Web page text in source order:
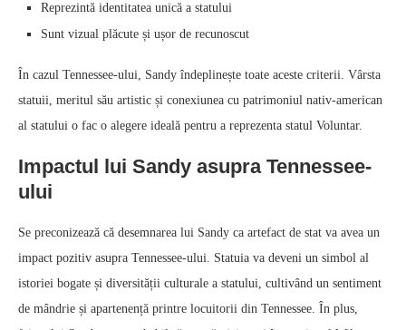
Reprezintă identitatea unică a statului
Sunt vizual plăcute și ușor de recunoscut
În cazul Tennessee-ului, Sandy îndeplinește toate aceste criterii. Vârsta
statuii, meritul său artistic și conexiunea cu patrimoniul nativ-american
al statului o fac o alegere ideală pentru a reprezenta statul Voluntar.
Impactul lui Sandy asupra Tennessee-
ului
Se preconizează că desemnarea lui Sandy ca artefact de stat va avea un
impact pozitiv asupra Tennessee-ului. Statuia va deveni un simbol al
istoriei bogate și diversității culturale a statului, cultivând un sentiment
de mândrie și apartenență printre locuitorii din Tennessee. În plus,